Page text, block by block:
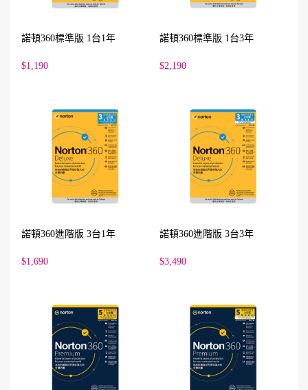
諾頓360標準版 1台1年
$1,190
諾頓360標準版 1台3年
$2,190
諾頓360進階版 3台1年
$1,690
諾頓360進階版 3台3年
$3,490